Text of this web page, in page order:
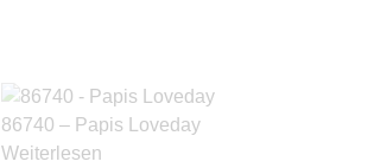
86740 – Papis Loveday
Weiterlesen